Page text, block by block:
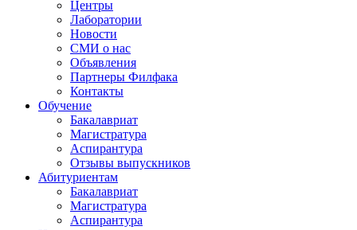
Центры
Лаборатории
Новости
СМИ о нас
Объявления
Партнеры Филфака
Контакты
Обучение
Бакалавриат
Магистратура
Аспирантура
Отзывы выпускников
Абитуриентам
Бакалавриат
Магистратура
Аспирантура